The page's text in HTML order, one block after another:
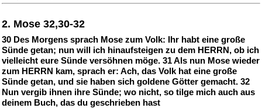
2. Mose 32,30-32
30 Des Morgens sprach Mose zum Volk: Ihr habt eine große
Sünde getan; nun will ich hinaufsteigen zu dem HERRN, ob ich
vielleicht eure Sünde versöhnen möge. 31 Als nun Mose wieder
zum HERRN kam, sprach er: Ach, das Volk hat eine große
Sünde getan, und sie haben sich goldene Götter gemacht. 32
Nun vergib ihnen ihre Sünde; wo nicht, so tilge mich auch aus
deinem Buch, das du geschrieben hast